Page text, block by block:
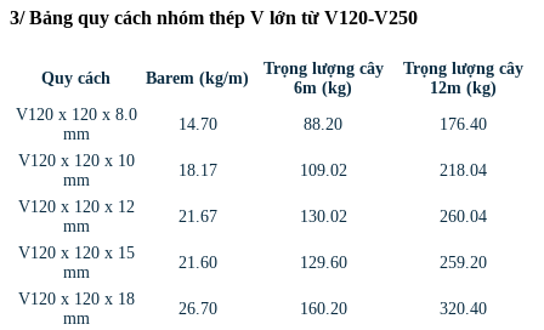
3/ Bảng quy cách nhóm thép V lớn từ V120-V250
Quy cách Barem (kg/m)
Trọng lượng cây
6m (kg)
Trọng lượng cây
12m (kg)
V120 x 120 x 8.0
mm
14.70 88.20
176.40
V120 x 120 x 10
mm
18.17 109.02
218.04
V120 x 120 x 12
mm
21.67 130.02
260.04
V120 x 120 x 15
mm
21.60 129.60
259.20
V120 x 120 x 18
mm
26.70 160.20
320.40